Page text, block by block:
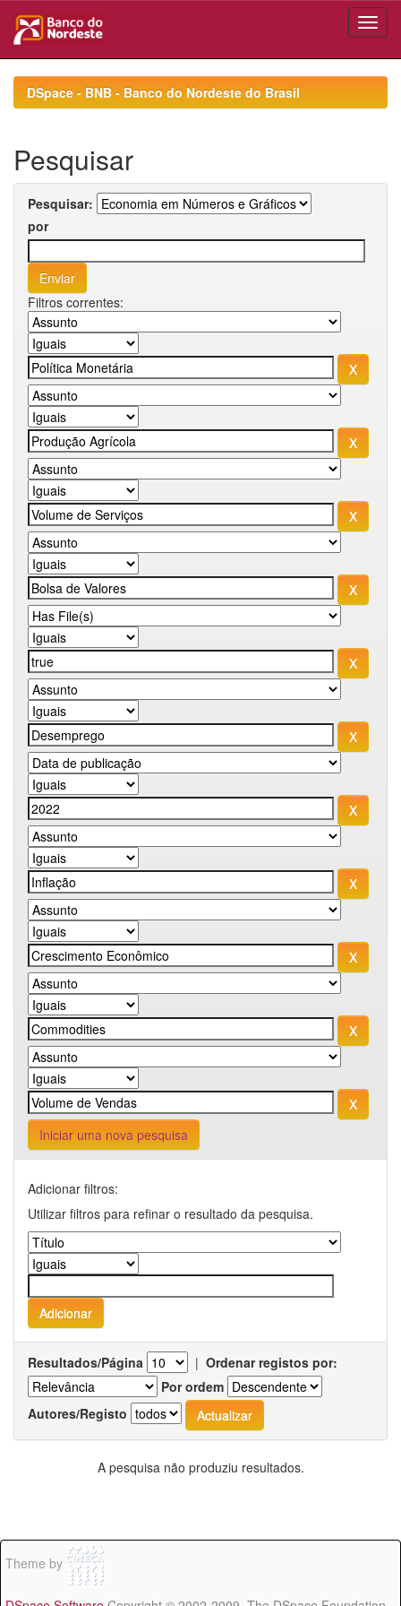
navigationDSpace - BNB - Banco do Nordeste do Brasil
Pesquisar
Pesquisar:
por
Filtros correntes:
Iniciar uma nova pesquisa
Adicionar filtros:
Utilizar filtros para refinar o resultado da pesquisa.
Resultados/Página | Ordenar registos por:
Por ordem
Autores/Registo
A pesquisa não produziu resultados.
Theme by